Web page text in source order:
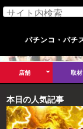
パチンコ・パチ
店舗 取材
本日の人気記事